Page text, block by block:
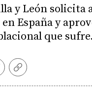
y León
España y
que sufre.
Copiar